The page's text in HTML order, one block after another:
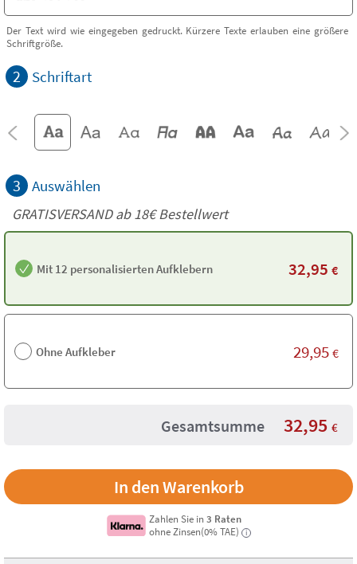
Der Text wird wie eingegeben gedruckt. Kürzere Texte erlauben eine größere
Schriftgröße.
2 Schriftart
3 Auswählen
GRATISVERSAND ab18€Bestellwert
Mit 12 personalisierten Aufklebern 32,95 €
Ohne Aufkleber 29,95 €
Gesamtsumme 32,95 €
Zahlen Sie in3 Raten
ohne Zinsen(0% TAE)
i